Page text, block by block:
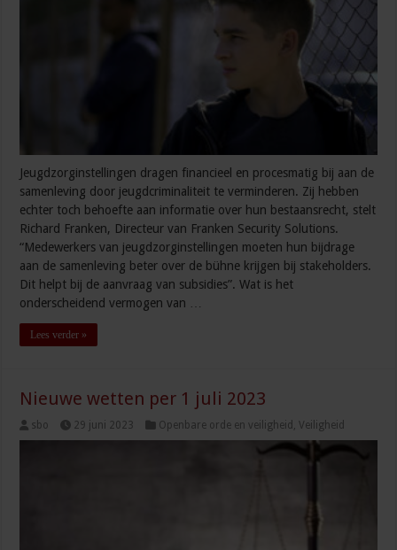
Jeugdzorginstellingen dragen financieel en procesmatig bij aan de
samenleving door jeugdcriminaliteit te verminderen. Zij hebben
echter toch behoefte aan informatie over hun bestaansrecht, stelt
Richard Franken, Directeur van Franken Security Solutions.
“Medewerkers van jeugdzorginstellingen moeten hun bijdrage
aan de samenleving beter over de bühne krijgen bij stakeholders.
Dit helpt bij de aanvraag van subsidies”. Wat is het
onderscheidend vermogen van …
Lees verder »
Nieuwe wetten per 1 juli 2023
sbo 29 juni 2023 Openbare orde en veiligheid ,Veiligheid